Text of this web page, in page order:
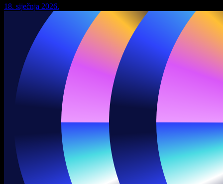
18. siječnja 2026.